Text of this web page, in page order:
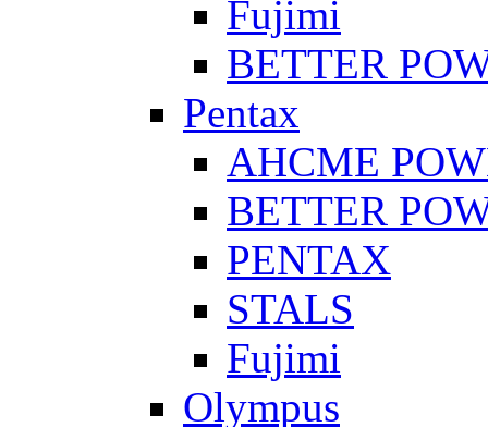
Fujimi
BETTER
Pentax
AHCME
BETTER
PENTAX
STALS
Fujimi
Olympus